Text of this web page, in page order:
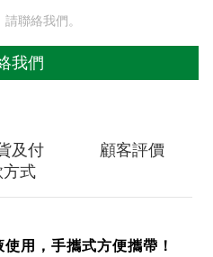
聯絡我們。
我們
及付
式
顧客評價
用，手攜式方便攜帶！